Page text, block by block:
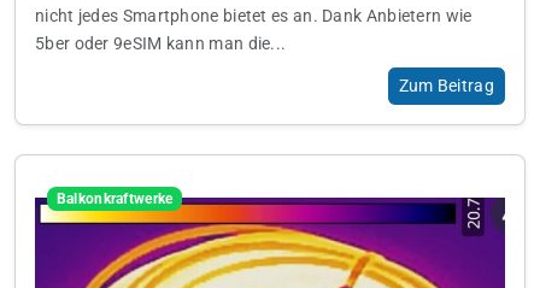
nicht jedes Smartphone bietet es an. Dank Anbietern wie
5ber oder 9eSIM kann man die...
Zum Beitrag
Balkonkraftwerke